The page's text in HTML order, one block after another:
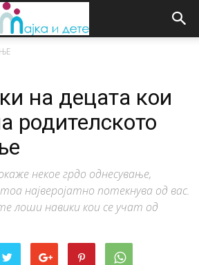
на децата кои
родителското
некое грдо однесување,
најверојатно потекнува од вас.
лоши навики кои се учат од